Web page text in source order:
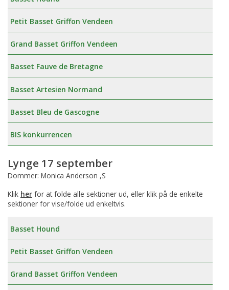
Petit Basset Griffon Vendeen
Grand Basset Griffon Vendeen
Basset Fauve de Bretagne
Basset Artesien Normand
Basset Bleu de Gascogne
BIS konkurrencen
Lynge 17 september
Dommer: Monica Anderson ,S
Klik her for at folde alle sektioner ud, eller klik på de enkelte
sektioner for vise/folde ud enkeltvis.
Basset Hound
Petit Basset Griffon Vendeen
Grand Basset Griffon Vendeen